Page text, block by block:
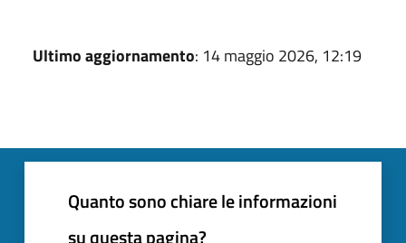
Ultimo aggiornamento: 14 maggio 2026, 12:19
Quanto sono chiare le informazioni
su questa pagina?